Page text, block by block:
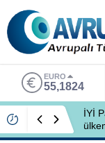
EURO
55,1824
İYİ